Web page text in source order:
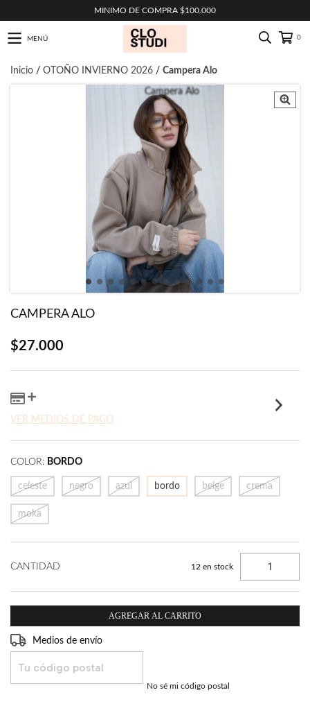
MINIMO DE COMPRA $100.000
MENÚ 0
Inicio / OTOÑO INVIERNO 2026 / Campera Alo
CAMPERA ALO
$27.000
VER MEDIOS DE PAGO
COLOR: BORDO
celeste negro azul bordo beige crema
moka
CANTIDAD 12 en stock
Entregas para el CP:
Medios de envío
No sé mi código postal